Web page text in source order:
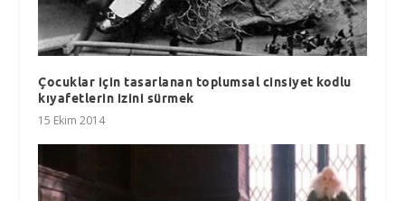
Çocuklar için tasarlanan toplumsal cinsiyet kodlu
kıyafetlerin izini sürmek
15 Ekim 2014